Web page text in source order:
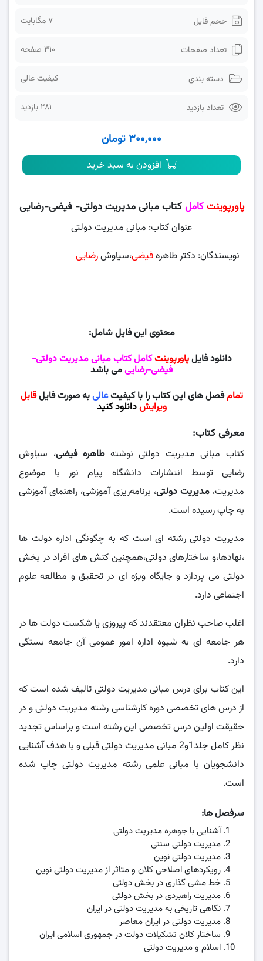
حجم فایل 7 مگابایت
تعداد صفحات 310 صفحه
دسته بندی کیفیت عالی
تعداد بازدید 281 بازدید
۳۰۰,۰۰۰ تومان
افزودن به سبد خرید
پاورپوینت کاملکتاب مبانی مدیریت دولتی- فیضی-رضایی
عنوان کتاب: مبانی مدیریت دولتی
نویسندگان: دکتر طاهرهفیضی،سیاوشرضایی
محتوی این فایل شامل:
دانلود فایلپاورپوینتکامل کتاب مبانی مدیریت دولتی-
فیضی-رضاییمی باشد
تمامفصل های این کتاب را با کیفیتعالیبه صورت فایلقابل
ویرایشدانلود کنید
معرفی کتاب:
کتاب مبانی مدیریت دولتی نوشتهطاهره فیضی، سیاوش
رضایی توسط انتشارات دانشگاه پیام نور با موضوع
مدیریت، مدیریت دولتی، برنامه‌ریزی آموزشی، راهنمای آموزشی
به چاپ رسیده است.
مدیریت دولتی رشته ای است که به چگونگی اداره دولت ها
،نهادها،و ساختارهای دولتی،همچنین کنش های افراد در بخش
دولتی می پردازد و جایگاه ویژه ای در تحقیق و مطالعه علوم
اجتماعی دارد.
اغلب صاحب نظران معتقدند که پیروزی یا شکست دولت ها در
هر جامعه ای به شیوه اداره امور عمومی آن جامعه بستگی
دارد.
این کتاب برای درس مبانی مدیریت دولتی تالیف شده است که
از درس های تخصصی دوره کارشناسی رشته مدیریت دولتی و در
حقیقت اولین درس تخصصی این رشته است و براساس تجدید
نظر کامل جلد1و2 مبانی مدیریت دولتی قبلی و با هدف آشنایی
دانشجویان با مبانی علمی رشته مدیریت دولتی چاپ شده
است.
سرفصل ها:
آشنایی با جوهره مدیریت دولتی
مدیریت دولتی سنتی
مدیریت دولتی نوین
رویکردهای اصلاحی کلان و متاثر از مدیریت دولتی نوین
خط مشی گذاری در بخش دولتی
مدیریت راهبردی در بخش دولتی
نگاهی تاریخی به مدیریت دولتی در ایران
مدیریت دولتی در ایران معاصر
ساختار کلان تشکیلات دولت در جمهوری اسلامی ایران
اسلام و مدیریت دولتی